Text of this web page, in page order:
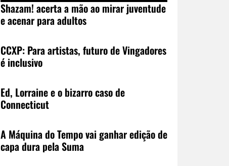
Shazam! acerta a mão ao mirar juventude
e acenar para adultos
CCXP: Para artistas, futuro de Vingadores
é inclusivo
Ed, Lorraine e o bizarro caso de
Connecticut
A Máquina do Tempo vai ganhar edição de
capa dura pela Suma